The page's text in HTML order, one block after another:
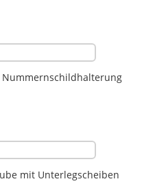
mit Unterlegscheiben